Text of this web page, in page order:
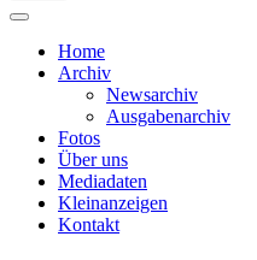
Home
Archiv
Newsarchiv
Ausgabenarchiv
Fotos
Über uns
Mediadaten
Kleinanzeigen
Kontakt